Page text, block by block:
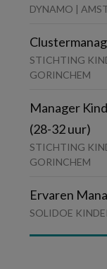
DYNAMO |
STICHTING
GORINCHEM
Manager
(28-32 uur)
STICHTING
GORINCHEM
Ervaren
SOLIDOE